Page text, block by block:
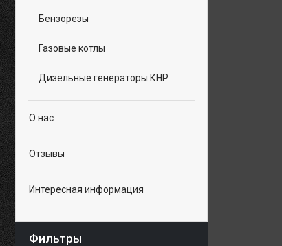
Бензорезы
Газовые котлы
Дизельные генераторы КНР
О нас
Отзывы
Интересная информация
Фильтры